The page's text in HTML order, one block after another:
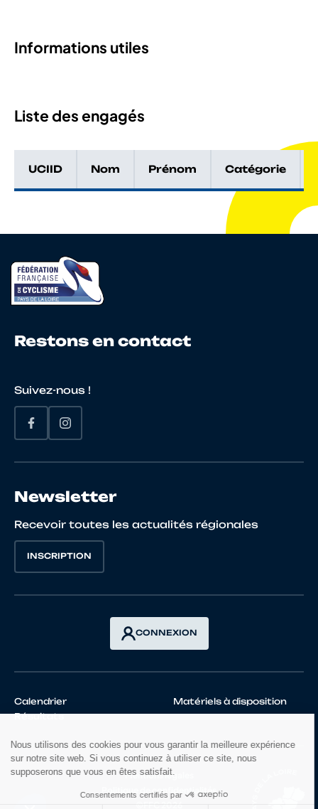
Informations utiles
Liste des engagés
UCIID Nom Prénom Catégorie
Restons en contact
Suivez-nous !
Newsletter
Recevoir toutes les actualités régionales
INSCRIPTION
CONNEXION
Calendrier
Matériels à disposition
Résultats
Mentions légales
Politique de confidentialités
©FFC 2026